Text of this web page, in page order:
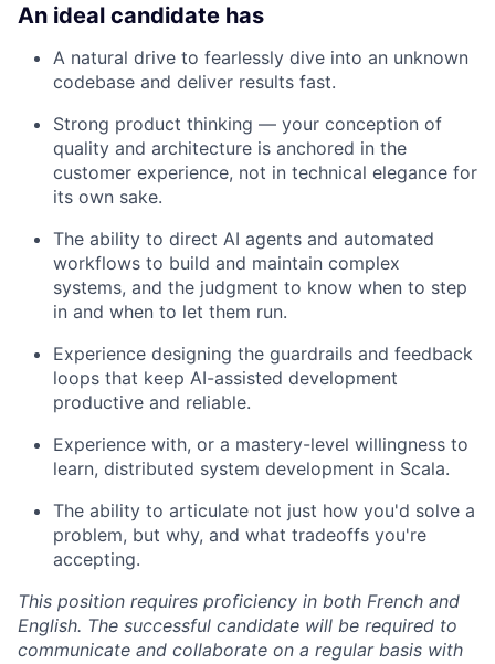
An ideal candidate has
A natural drive to fearlessly dive into an unknown
codebase and deliver results fast.
Strong product thinking — your conception of
quality and architecture is anchored in the
customer experience, not in technical elegance for
its own sake.
The ability to direct AI agents and automated
workflows to build and maintain complex
systems, and the judgment to know when to step
in and when to let them run.
Experience designing the guardrails and feedback
loops that keep AI-assisted development
productive and reliable.
Experience with, or a mastery-level willingness to
learn, distributed system development in Scala.
The ability to articulate not just how you'd solve a
problem, but why, and what tradeoffs you're
accepting.
This position requires proficiency in both French and
English. The successful candidate will be required to
communicate and collaborate on a regular basis with